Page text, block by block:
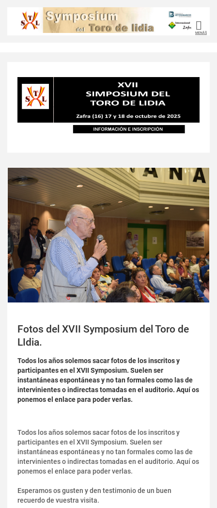
MENÃŠ
Fotos del XVII Symposium del Toro de
LIdia.
Todos los años solemos sacar fotos de los inscritos y
participantes en el XVII Symposium. Suelen ser
instantáneas espontáneas y no tan formales como las de
intervinientes o indirectas tomadas en el auditorio. Aquí os
ponemos el enlace para poder verlas.
Todos los años solemos sacar fotos de los inscritos y
participantes en el XVII Symposium. Suelen ser
instantáneas espontáneas y no tan formales como las de
intervinientes o indirectas tomadas en el auditorio. Aquí os
ponemos el enlace para poder verlas.
Esperamos os gusten y den testimonio de un buen
recuerdo de vuestra visita.